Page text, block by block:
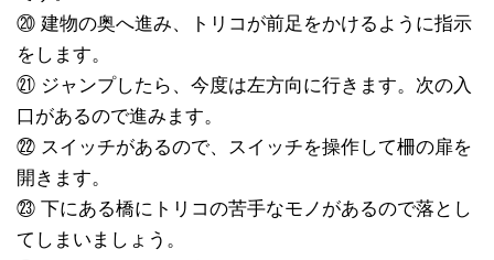
⑳ 建物の奥へ進み、トリコが前足をかけるように指示
をします。
㉑ ジャンプしたら、今度は左方向に行きます。次の入
口があるので進みます。
㉒ スイッチがあるので、スイッチを操作して柵の扉を
開きます。
㉓ 下にある橋にトリコの苦手なモノがあるので落とし
てしまいましょう。